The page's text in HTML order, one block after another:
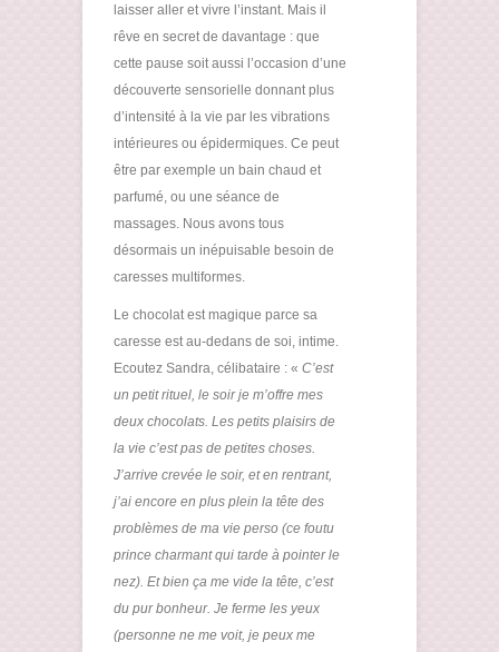
laisser aller et vivre l’instant. Mais il
rêve en secret de davantage : que
cette pause soit aussi l’occasion d’une
découverte sensorielle donnant plus
d’intensité à la vie par les vibrations
intérieures ou épidermiques. Ce peut
être par exemple un bain chaud et
parfumé, ou une séance de
massages. Nous avons tous
désormais un inépuisable besoin de
caresses multiformes.
Le chocolat est magique parce sa
caresse est au-dedans de soi, intime.
Ecoutez Sandra, célibataire : « C’est
un petit rituel, le soir je m’offre mes
deux chocolats. Les petits plaisirs de
la vie c’est pas de petites choses.
J’arrive crevée le soir, et en rentrant,
j’ai encore en plus plein la tête des
problèmes de ma vie perso (ce foutu
prince charmant qui tarde à pointer le
nez). Et bien ça me vide la tête, c’est
du pur bonheur. Je ferme les yeux
(personne ne me voit, je peux me